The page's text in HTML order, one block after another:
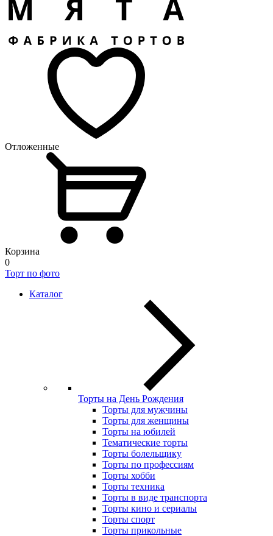
Отложенные
Корзина
0
Торт по фото
Каталог
Торты на День Рождения
Торты для мужчины
Торты для женщины
Торты на юбилей
Тематические торты
Торты болельщику
Торты по профессиям
Торты хобби
Торты техника
Торты в виде транспорта
Торты кино и сериалы
Торты спорт
Торты прикольные